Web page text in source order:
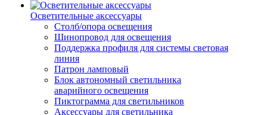
Осветительные аксессуары
Столб/опора освещения
Шинопровод для освещения
Поддержка профиля для системы световая
линия
Патрон ламповый
Блок автономный светильника
аварийного освещения
Пиктограмма для светильников
Аксессуары для светильника